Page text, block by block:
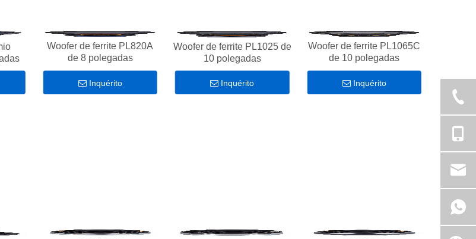
Woofer de ferrite PL820A
de 8 polegadas
Inquérito
Woofer de ferrite PL1025 de
10 polegadas
Inquérito
Woofer de ferrite PL1065C
de 10 polegadas
Inquérito